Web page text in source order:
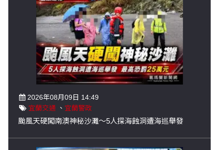
2026年08月09日 14:49
宜蘭交通 、 宜蘭警政
颱風天硬闖南澳神秘沙灘～5人探海蝕洞遭海巡舉發